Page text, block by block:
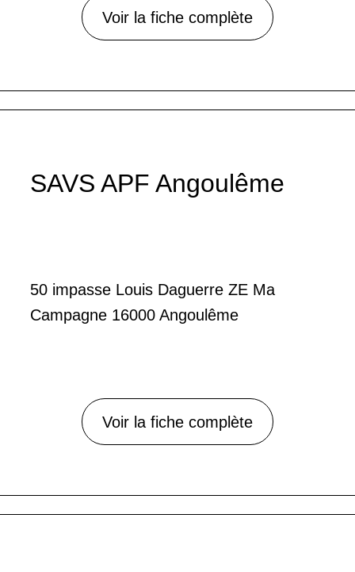
Voir la fiche complète
SAVS APF Angoulême
50 impasse Louis Daguerre ZE Ma
Campagne 16000 Angoulême
Voir la fiche complète